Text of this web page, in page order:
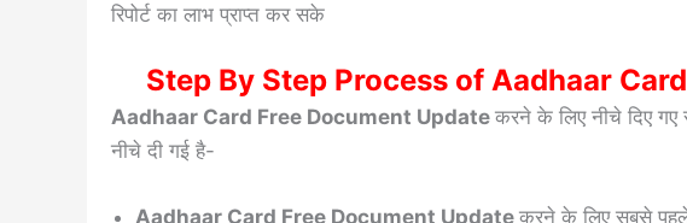
रिपोर्ट का लाभ प्राप्त कर सके
Step By Step Process of Aadhaar
Aadhaar Card Free Document Update करने के लिए नीचे दिए गए
नीचे दी गई है-
Aadhaar Card Free Document Update करने के लिए सबसे